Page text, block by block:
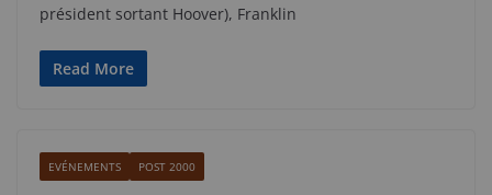
président sortant Hoover), Franklin
Read More
EVÉNEMENTS POST 2000